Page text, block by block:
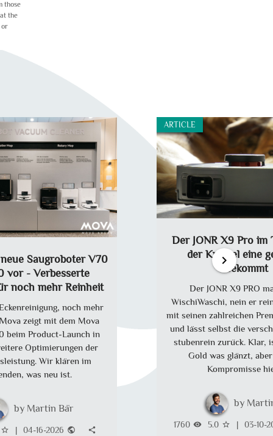
those
the
or
Saugroboter V70
vor - Verbesserte
noch mehr Reinheit
noch mehr
zeigt mit dem Mova
beim Product-Launch in
Optimierungen der
Wir klären im
was neu ist.
Martin Bär
star_border | 04-16-2026 public share
ARTICLE
Der JONR X9 Pro im
der Krümel eine
bekommt
Der JONR X9 PRO
WischiWaschi, nein er
mit seinen zahlreichen
und lässt selbst die
stubenrein zurück. Klar,
Gold was glänzt,
Kompromisse
1760 visibility 5.0 star_border | 03-10-
chevron_right